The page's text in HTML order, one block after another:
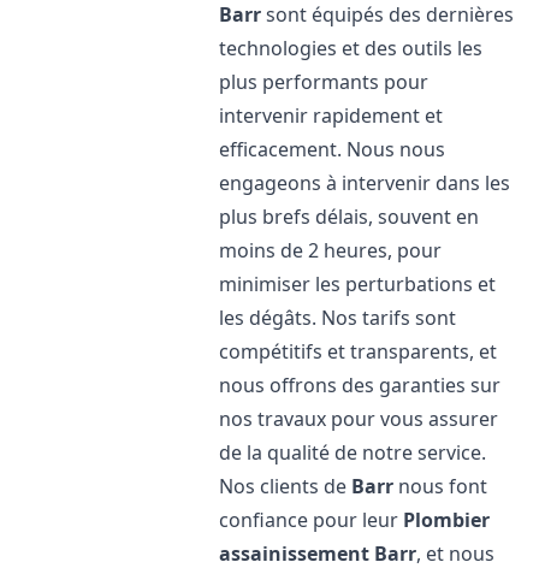
Barrsont équipés des dernières
technologies et des outils les
plus performants pour
intervenir rapidement et
efficacement. Nous nous
engageons à intervenir dans les
plus brefs délais, souvent en
moins de 2 heures, pour
minimiser les perturbations et
les dégâts. Nos tarifs sont
compétitifs et transparents, et
nous offrons des garanties sur
nos travaux pour vous assurer
de la qualité de notre service.
Nos clients de Barr nous font
confiance pour leur Plombier
assainissement Barr, et nous